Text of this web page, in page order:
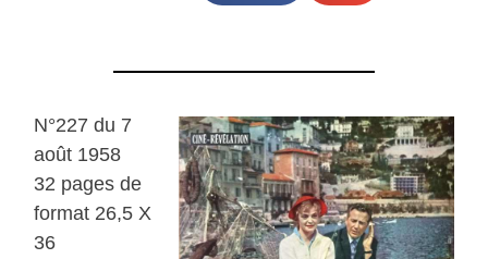
N°227 du 7
août 1958
32 pages de
format 26,5 X
36